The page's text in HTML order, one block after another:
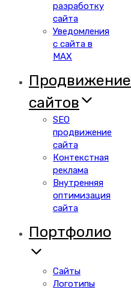
разработку
сайта
Уведомления
с сайта в
MAX
Продвижение
сайтов
SEO
продвижение
сайта
Контекстная
реклама
Внутренняя
оптимизация
сайта
Портфолио
Сайты
Логотипы